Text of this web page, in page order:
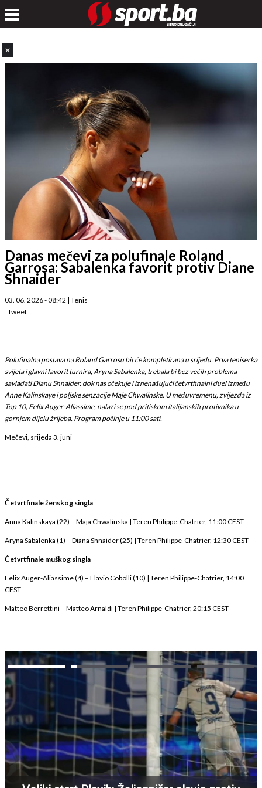
✕
Danas mečevi za polufinale Roland
Garrosa: Sabalenka favorit protiv Diane
Shnaider
03. 06. 2026 - 08:42 | Tenis
Tweet
Polufinalna postava na Roland Garrosu bit će kompletirana u srijedu. Prva teniserka
svijeta i glavni favorit turnira, Aryna Sabalenka, trebala bi bez većih problema
savladati Dianu Shnaider, dok nas očekuje i iznenađujući četvrtfinalni duel između
Anne Kalinskaye i poljske senzacije Maje Chwalinske. U međuvremenu, zvijezda iz
Top 10, Felix Auger-Aliassime, nalazi se pod pritiskom italijanskih protivnika u
gornjem dijelu žrijeba. Program počinje u 11:00 sati.
Mečevi, srijeda 3. juni
Četvrtfinale ženskog singla
Anna Kalinskaya (22) – Maja Chwalinska | Teren Philippe-Chatrier, 11:00 CEST
Aryna Sabalenka (1) – Diana Shnaider (25) | Teren Philippe-Chatrier, 12:30 CEST
Četvrtfinale muškog singla
Felix Auger-Aliassime (4) – Flavio Cobolli (10) | Teren Philippe-Chatrier, 14:00
CEST
Matteo Berrettini – Matteo Arnaldi | Teren Philippe-Chatrier, 20:15 CEST